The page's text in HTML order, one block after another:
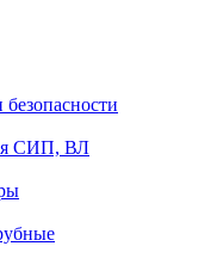
СИП, ВЛ